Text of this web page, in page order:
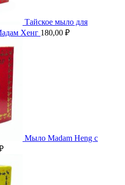
Тайское мыло для
Хенг 180,00 ₽
Мыло Madam Heng с